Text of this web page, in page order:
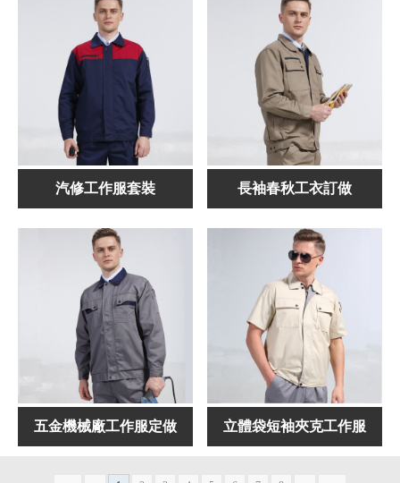
汽修工作服套裝 長袖春秋工衣訂做
五金機械廠工作服定做 立體袋短袖夾克工作服